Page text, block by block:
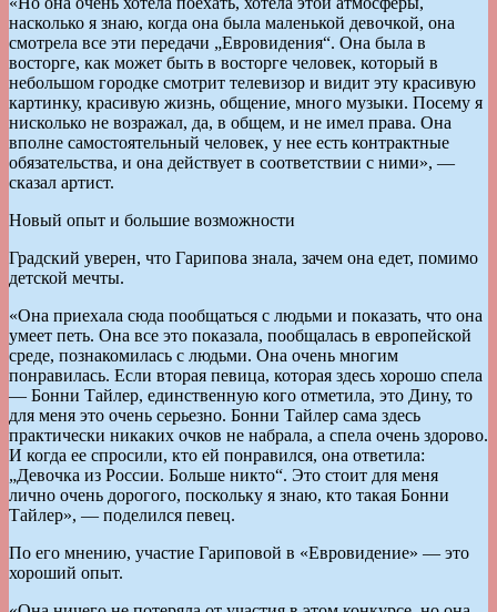
насколько я знаю, когда она была маленькой девочкой, она
смотрела все эти передачи „Евровидения“. Она была в
восторге, как может быть в восторге человек, который в
небольшом городке смотрит телевизор и видит эту красивую
картинку, красивую жизнь, общение, много музыки. Посему я
нисколько не возражал, да, в общем, и не имел права. Она
вполне самостоятельный человек, у нее есть контрактные
обязательства, и она действует в соответствии с ними», —
сказал артист.
Новый опыт и большие возможности
Градский уверен, что Гарипова знала, зачем она едет, помимо
детской мечты.
«Она приехала сюда пообщаться с людьми и показать, что она
умеет петь. Она все это показала, пообщалась в европейской
среде, познакомилась с людьми. Она очень многим
понравилась. Если вторая певица, которая здесь хорошо спела
— Бонни Тайлер, единственную кого отметила, это Дину, то
для меня это очень серьезно. Бонни Тайлер сама здесь
практически никаких очков не набрала, а спела очень здорово.
И когда ее спросили, кто ей понравился, она ответила:
„Девочка из России. Больше никто“. Это стоит для меня
лично очень дорогого, поскольку я знаю, кто такая Бонни
Тайлер», — поделился певец.
По его мнению, участие Гариповой в «Евровидение» — это
хороший опыт.